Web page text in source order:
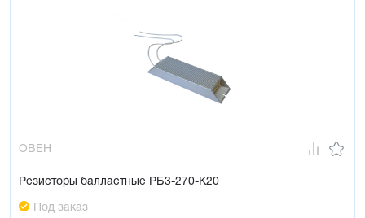
ОВЕН
Резисторы балластные РБ3-270-К20
Под заказ